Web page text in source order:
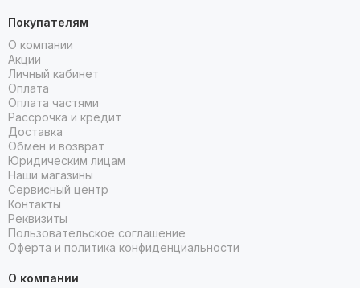
Покупателям
О компании
Акции
Личный кабинет
Оплата
Оплата частями
Рассрочка и кредит
Доставка
Обмен и возврат
Юридическим лицам
Наши магазины
Сервисный центр
Контакты
Реквизиты
Пользовательское соглашение
Оферта и политика конфиденциальности
О компании